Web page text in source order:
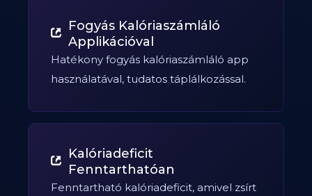
Fogyás Kalóriaszámláló
Applikációval
Hatékony fogyás kalóriaszámláló app
használatával, tudatos táplálkozással.
Kalóriadeficit
Fenntarthatóan
Fenntartható kalóriadeficit, amivel zsírt